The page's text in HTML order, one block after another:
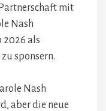
mit
Nash
2026 als
sponsern.
Nash
aber die neue